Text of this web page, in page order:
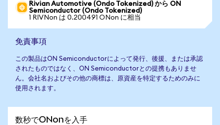
Rivian Automotive (Ondo Tokenized) から ON
Semiconductor (Ondo Tokenized)
1 RIVNon は 0.200491 ONon に相当
免責事項
この製品はON Semiconductorによって発行、後援、または承認
されたものではなく、ON Semiconductorとの提携もありませ
ん。会社名およびその他の商標は、原資産を特定するためのみに
使用されます。
数秒でONonを入手